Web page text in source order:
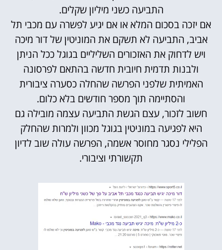
התביעה כשני מיליון שקלים.
אם יזכה בסכום המלא או אם יגיע לפשרה עם מכבי תל
אביב, התביעה לא תשקם את המוניטין של דור מיכה
ויש לדחוק את האזכורים השליליים בגוגל ככל הניתן
ולבנות תדמית חיובית חדשה בהתאם לפרסונה
האמיתית שלפני הפרשה שהחלה כסערה ציבורית
והסתיימה תוך מספר חודשים בלא כלום.
חשוב לזכור, עצם הגשת התביעה עצמה מובילה גם
היא לפגיעה במוניטין בגוגל מכוון ולמרות שהחלק
הפלילי נסגר מחוסר אשמה, הפרשה עולה שוב לדיון
תקשורתי וציבורי.